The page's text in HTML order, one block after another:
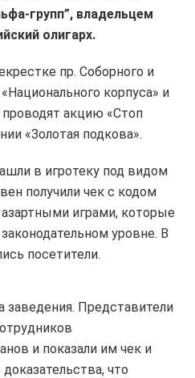
групп”, владельцем
олигарх.
пр. Соборного и
корпуса» и
акцию «Стоп
«Золотая подкова».
в игротеку под видом
получили чек с кодом
играми, которые
уровне. В
посетители.
заведения. Представители
и показали им чек и
что